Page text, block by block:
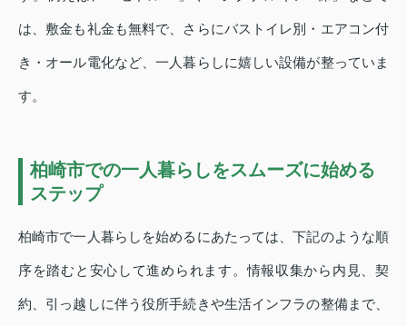
は、敷金も礼金も無料で、さらにバストイレ別・エアコン付
き・オール電化など、一人暮らしに嬉しい設備が整っていま
す。
柏崎市での一人暮らしをスムーズに始める
ステップ
柏崎市で一人暮らしを始めるにあたっては、下記のような順
序を踏むと安心して進められます。情報収集から内見、契
約、引っ越しに伴う役所手続きや生活インフラの整備まで、